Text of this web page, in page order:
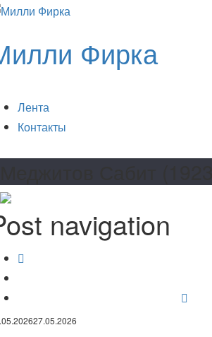
Фирка
Лента
Контакты
navigation
27.05.2026